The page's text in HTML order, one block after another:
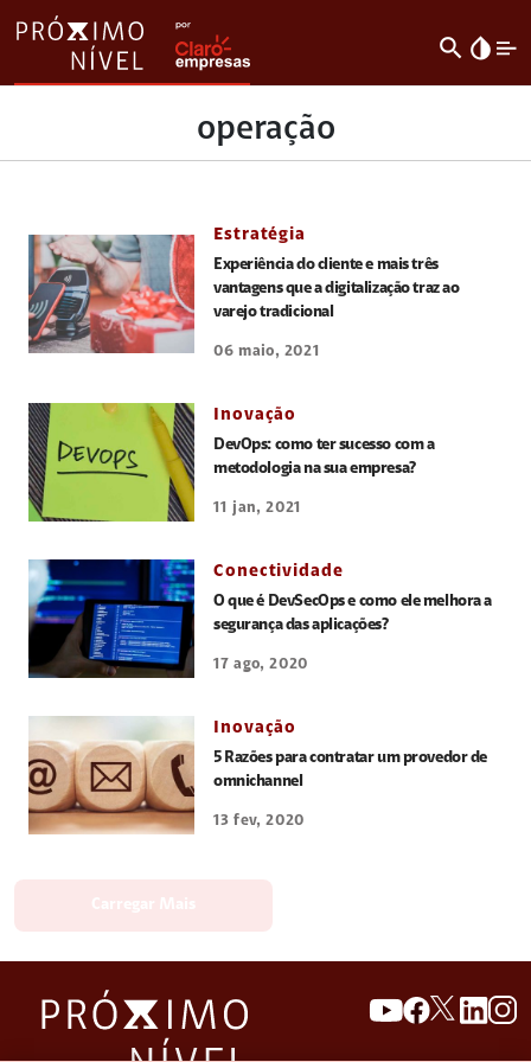
search invert_colors
operação
Estratégia
Experiência do cliente e mais três
vantagens que a digitalização traz ao
varejo tradicional
06 maio, 2021
Inovação
DevOps: como ter sucesso com a
metodologia na sua empresa?
11 jan, 2021
Conectividade
O que é DevSecOps e como ele melhora a
segurança das aplicações?
17 ago, 2020
Inovação
5 Razões para contratar um provedor de
omnichannel
13 fev, 2020